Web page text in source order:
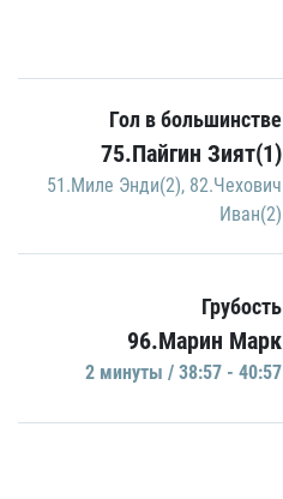
Гол в большинстве
75.Пайгин Зият(1)
51.Миле Энди(2), 82.Чехович
Иван(2)
Грубость
96.Марин Марк
2 минуты / 38:57 - 40:57